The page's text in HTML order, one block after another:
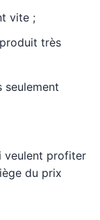
vite ;
très
seulement
veulent profiter
du prix